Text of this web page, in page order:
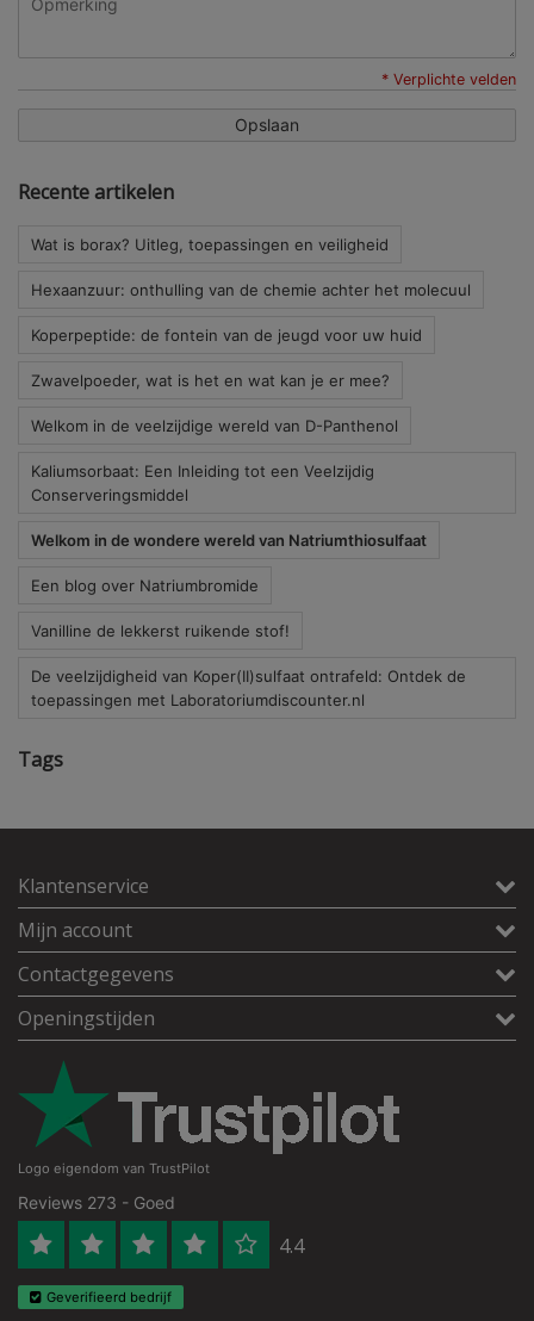
* Verplichte velden
Opslaan
Recente artikelen
Wat is borax? Uitleg, toepassingen en veiligheid
Hexaanzuur: onthulling van de chemie achter het molecuul
Koperpeptide: de fontein van de jeugd voor uw huid
Zwavelpoeder, wat is het en wat kan je er mee?
Welkom in de veelzijdige wereld van D-Panthenol
Kaliumsorbaat: Een Inleiding tot een Veelzijdig
Conserveringsmiddel
Welkom in de wondere wereld van Natriumthiosulfaat
Een blog over Natriumbromide
Vanilline de lekkerst ruikende stof!
De veelzijdigheid van Koper(II)sulfaat ontrafeld: Ontdek de
toepassingen met Laboratoriumdiscounter.nl
Tags
Klantenservice
Mijn account
Contactgegevens
Openingstijden
Logo eigendom van TrustPilot
Reviews 273 - Goed
4.4
Geverifieerd bedrijf